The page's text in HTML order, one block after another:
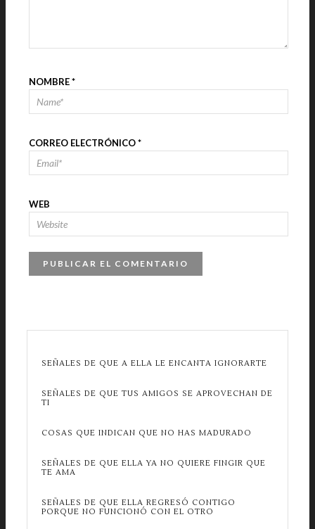
NOMBRE*
CORREO ELECTRÓNICO*
WEB
SEÑALES DE QUE A ELLA LE ENCANTA IGNORARTE
SEÑALES DE QUE TUS AMIGOS SE APROVECHAN DE
TI
COSAS QUE INDICAN QUE NO HAS MADURADO
SEÑALES DE QUE ELLA YA NO QUIERE FINGIR QUE
TE AMA
SEÑALES DE QUE ELLA REGRESÓ CONTIGO
PORQUE NO FUNCIONÓ CON EL OTRO